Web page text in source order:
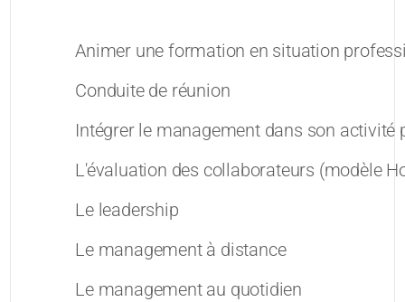
Animer une formation en situation
Conduite de réunion
Intégrer le management dans son activité
L'évaluation des collaborateurs (modèle
Le leadership
Le management à distance
Le management au quotidien